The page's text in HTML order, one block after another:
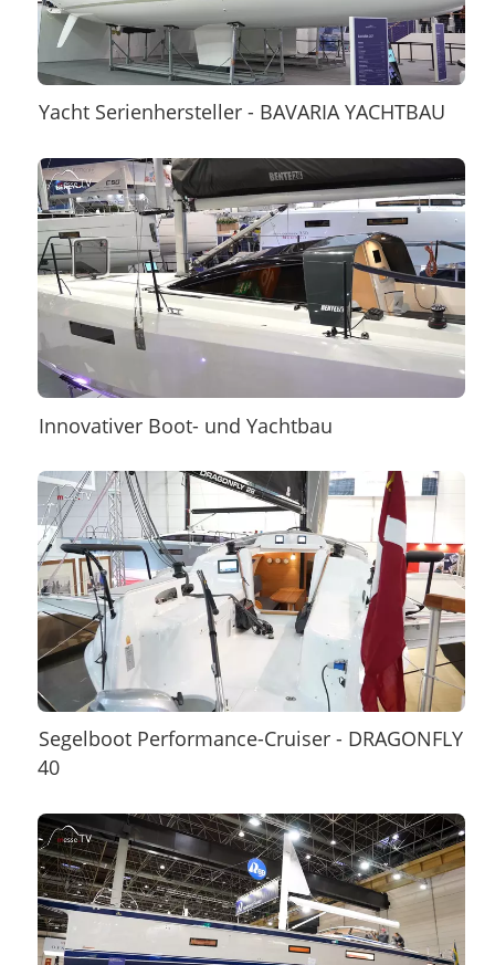
Yacht Serienhersteller - BAVARIA YACHTBAU
Innovativer Boot- und Yachtbau
Segelboot Performance-Cruiser - DRAGONFLY
40